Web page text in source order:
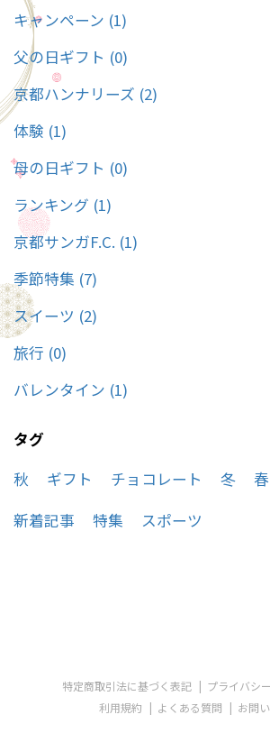
キャンペーン (1)
父の日ギフト (0)
京都ハンナリーズ (2)
体験 (1)
母の日ギフト (0)
ランキング (1)
京都サンガF.C. (1)
季節特集 (7)
スイーツ (2)
旅行 (0)
バレンタイン (1)
タグ
秋
ギフト チョコレート 冬 春
新着記事
特集 スポーツ
特定商取引法に基づく表記
プライバシ
利用規約
よくある質問 お問